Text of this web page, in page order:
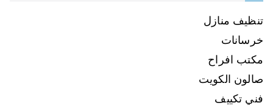
تنظيف منازل
خرسانات
مكتب افراح
صالون الكويت
فني تكييف